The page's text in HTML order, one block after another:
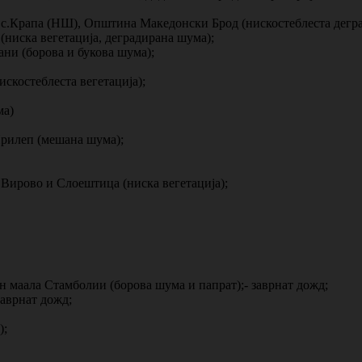
(НШ), Општина Македонски Брод (нискостеблеста
вегетација, деградирана шума);
(борова и букова шума);
вегетација);
(мешана шума);
и Слоештица (ниска вегетација);
Стамболии (борова шума и папрат);- заврнат дожд;
дожд;